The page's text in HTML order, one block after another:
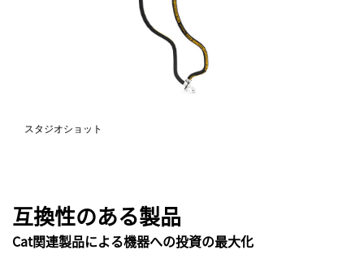
スタジオショット
互換性のある製品
Cat関連製品による機器への投資の最大化